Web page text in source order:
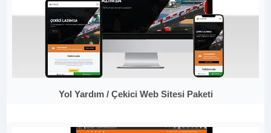
Yol Yardım / Çekici Web Sitesi Paketi